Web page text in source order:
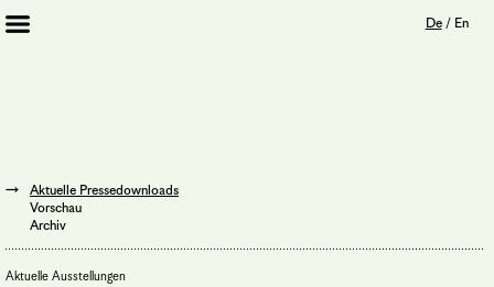
Mission
Institution
Impressum
Datenschutz
Unterstützer
De/ En
Aktuelle Pressedownloads
Vorschau
Archiv
Aktuelle Ausstellungen